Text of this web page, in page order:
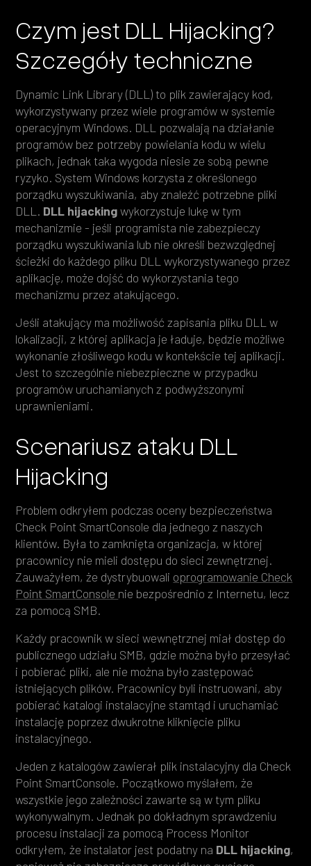
Czym jest DLL Hijacking?
Szczegóły techniczne
Dynamic Link Library (DLL) to plik zawierający kod,
wykorzystywany przez wiele programów w systemie
operacyjnym Windows. DLL pozwalają na działanie
programów bez potrzeby powielania kodu w wielu
plikach, jednak taka wygoda niesie ze sobą pewne
ryzyko. System Windows korzysta z określonego
porządku wyszukiwania, aby znaleźć potrzebne pliki
DLL. DLL hijackingwykorzystuje lukę w tym
mechanizmie - jeśli programista nie zabezpieczy
porządku wyszukiwania lub nie określi bezwzględnej
ścieżki do każdego pliku DLL wykorzystywanego przez
aplikację, może dojść do wykorzystania tego
mechanizmu przez atakującego.
Jeśli atakujący ma możliwość zapisania pliku DLL w
lokalizacji, z której aplikacja je ładuje, będzie możliwe
wykonanie złośliwego kodu w kontekście tej aplikacji.
Jest to szczególnie niebezpieczne w przypadku
programów uruchamianych z podwyższonymi
uprawnieniami.
Scenariusz ataku DLL
Hijacking
Problem odkryłem podczas oceny bezpieczeństwa
Check Point SmartConsole dla jednego z naszych
klientów. Była to zamknięta organizacja, w której
pracownicy nie mieli dostępu do sieci zewnętrznej.
Zauważyłem, że dystrybuowali oprogramowanie Check
Point SmartConsole nie bezpośrednio z Internetu, lecz
za pomocą SMB.
Każdy pracownik w sieci wewnętrznej miał dostęp do
publicznego udziału SMB, gdzie można było przesyłać
i pobierać pliki, ale nie można było zastępować
istniejących plików. Pracownicy byli instruowani, aby
pobierać katalogi instalacyjne stamtąd i uruchamiać
instalację poprzez dwukrotne kliknięcie pliku
instalacyjnego.
Jeden z katalogów zawierał plik instalacyjny dla Check
Point SmartConsole. Początkowo myślałem, że
wszystkie jego zależności zawarte są w tym pliku
wykonywalnym. Jednak po dokładnym sprawdzeniu
procesu instalacji za pomocą Process Monitor
odkryłem, że instalator jest podatny na DLL hijacking,